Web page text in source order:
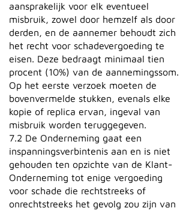
aansprakelijk voor elk eventueel
misbruik, zowel door hemzelf als door
derden, en de aannemer behoudt zich
het recht voor schadevergoeding te
eisen. Deze bedraagt minimaal tien
procent (10%) van de aannemingssom.
Op het eerste verzoek moeten de
bovenvermelde stukken, evenals elke
kopie of replica ervan, ingeval van
misbruik worden teruggegeven.
7.2 De Onderneming gaat een
inspanningsverbintenis aan en is niet
gehouden ten opzichte van de Klant-
Onderneming tot enige vergoeding
voor schade die rechtstreeks of
onrechtstreeks het gevolg zou zijn van